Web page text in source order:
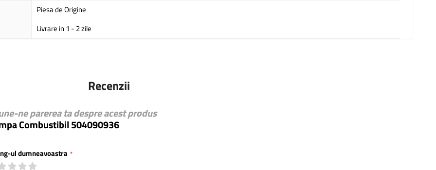
Piesa de Origine
Livrare in 1 - 2 zile
Recenzii
ne parerea ta despre acest produs
Combustibil 504090936
ul dumneavoastra
2
3
4